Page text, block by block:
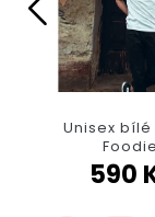
Unisex bílé
590